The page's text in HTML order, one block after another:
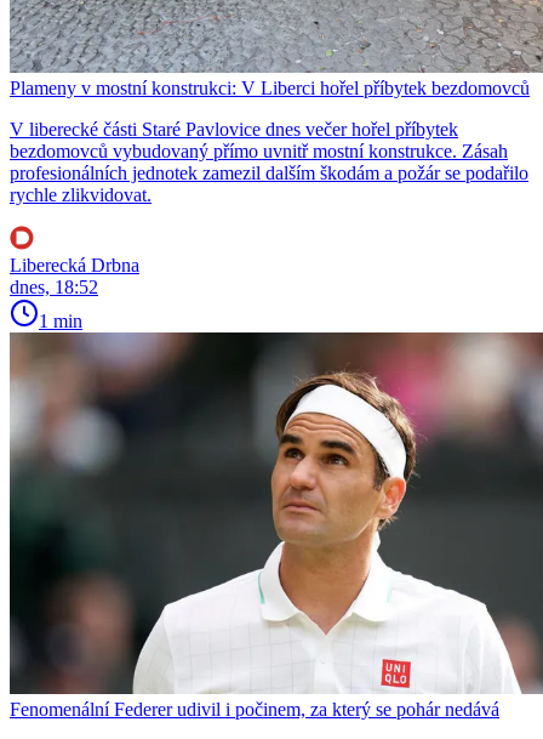
Plameny v mostní konstrukci: V Liberci hořel příbytek bezdomovců
V liberecké části Staré Pavlovice dnes večer hořel příbytek
bezdomovců vybudovaný přímo uvnitř mostní konstrukce. Zásah
profesionálních jednotek zamezil dalším škodám a požár se podařilo
rychle zlikvidovat.
Liberecká Drbna
dnes, 18:52
1 min
Fenomenální Federer udivil i počinem, za který se pohár nedává